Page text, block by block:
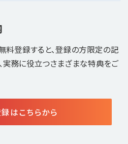
料登録すると、登録の方限定の記
実務に役立つさまざまな特典をご
はこちらから